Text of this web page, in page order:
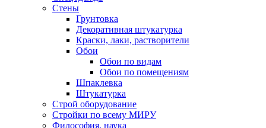
Стены
Грунтовка
Декоративная штукатурка
Краски, лаки, растворители
Обои
Обои по видам
Обои по помещениям
Шпаклевка
Штукатурка
Строй оборудование
Стройки по всему МИРУ
Философия, наука